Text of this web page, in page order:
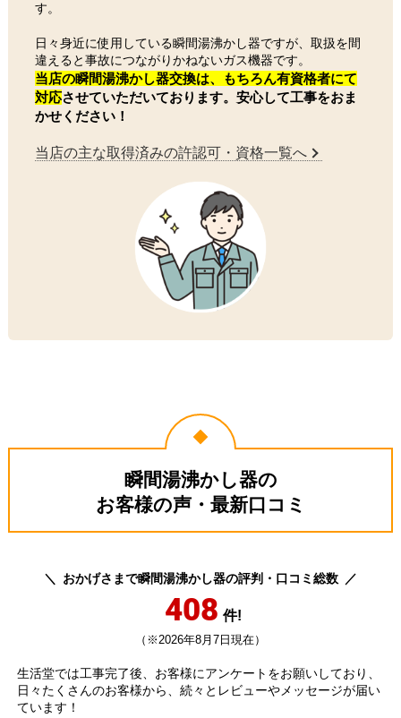
す。
日々身近に使用している瞬間湯沸かし器ですが、取扱を間
違えると事故につながりかねないガス機器です。
当店の瞬間湯沸かし器交換は、もちろん有資格者にて
対応させていただいております。安心して工事をおま
かせください！
当店の主な取得済みの許認可・資格一覧へ
瞬間湯沸かし器の
お客様の声・最新口コミ
おかげさまで瞬間湯沸かし器の評判・口コミ総数
408 件!
（※2026年8月7日現在）
生活堂では工事完了後、お客様にアンケートをお願いしており、
日々たくさんのお客様から、続々とレビューやメッセージが届い
ています！